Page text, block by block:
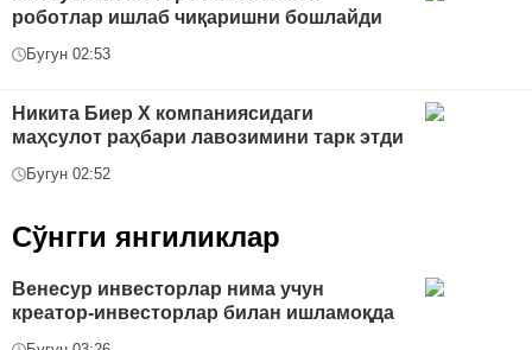
роботлар ишлаб чиқаришни бошлайди
Бугун 02:53
Никита Биер Х компаниясидаги
маҳсулот раҳбари лавозимини тарк этди
Бугун 02:52
Сўнгги янгиликлар
Венесур инвесторлар нима учун
креатор-инвесторлар билан ишламоқда